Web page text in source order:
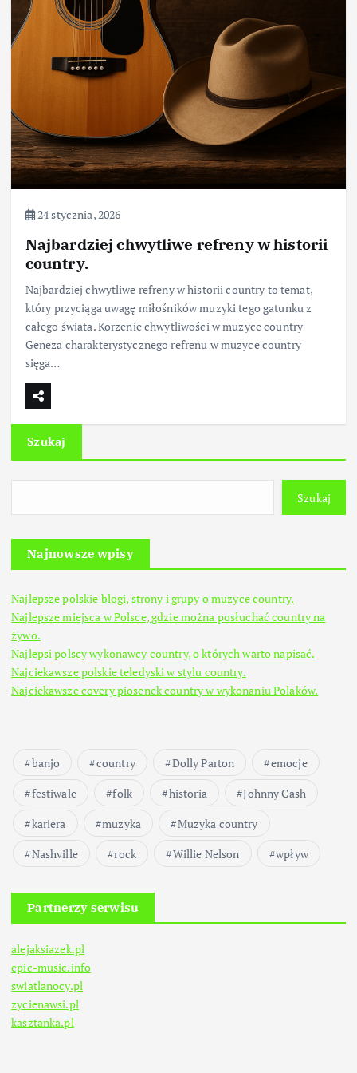
24 stycznia, 2026
Najbardziej chwytliwe refreny w historii
country.
Najbardziej chwytliwe refreny w historii country to temat,
który przyciąga uwagę miłośników muzyki tego gatunku z
całego świata. Korzenie chwytliwości w muzyce country
Geneza charakterystycznego refrenu w muzyce country
sięga…
Szukaj
Szukaj
Najnowsze wpisy
Najlepsze polskie blogi, strony i grupy o muzyce country.
Najlepsze miejsca w Polsce, gdzie można posłuchać country na
żywo.
Najlepsi polscy wykonawcy country, o których warto napisać.
Najciekawsze polskie teledyski w stylu country.
Najciekawsze covery piosenek country w wykonaniu Polaków.
banjo country Dolly Parton
emocje
festiwale
folk historia
Johnny Cash
kariera
muzyka
Muzyka country
Nashville
rock Willie Nelson wpływ
Partnerzy serwisu
alejaksiazek.pl
epic-music.info
swiatlanocy.pl
zycienawsi.pl
kasztanka.pl